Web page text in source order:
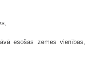
esošas zemes vienības,